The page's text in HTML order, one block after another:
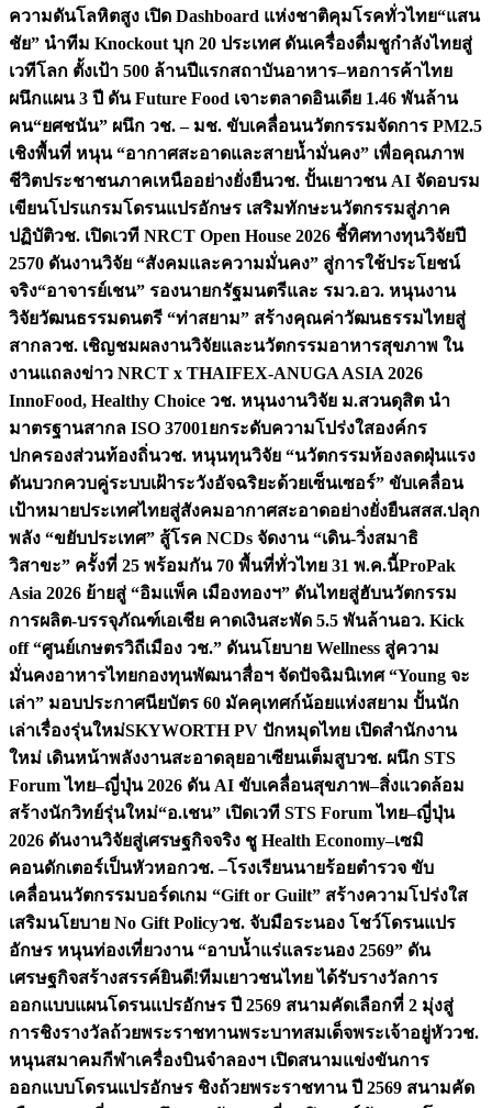
ความดันโลหิตสูง เปิด Dashboard แห่งชาติคุมโรคทั่วไทย“แสน
ชัย” นำทีม Knockout บุก 20 ประเทศ ดันเครื่องดื่มชูกำลังไทยสู่
เวทีโลก ตั้งเป้า 500 ล้านปีแรกสถาบันอาหาร–หอการค้าไทย
ผนึกแผน 3 ปี ดัน Future Food เจาะตลาดอินเดีย 1.46 พันล้าน
คน“ยศชนัน” ผนึก วช. – มช. ขับเคลื่อนนวัตกรรมจัดการ PM2.5
เชิงพื้นที่ หนุน “อากาศสะอาดและสายน้ำมั่นคง” เพื่อคุณภาพ
ชีวิตประชาชนภาคเหนืออย่างยั่งยืนวช. ปั้นเยาวชน AI จัดอบรม
เขียนโปรแกรมโดรนแปรอักษร เสริมทักษะนวัตกรรมสู่ภาค
ปฏิบัติวช. เปิดเวที NRCT Open House 2026 ชี้ทิศทางทุนวิจัยปี
2570 ดันงานวิจัย “สังคมและความมั่นคง” สู่การใช้ประโยชน์
จริง“อาจารย์เชน” รองนายกรัฐมนตรีและ รมว.อว. หนุนงาน
วิจัยวัฒนธรรมดนตรี “ท่าสยาม” สร้างคุณค่าวัฒนธรรมไทยสู่
สากลวช. เชิญชมผลงานวิจัยและนวัตกรรมอาหารสุขภาพ ใน
งานแถลงข่าว NRCT x THAIFEX-ANUGA ASIA 2026
InnoFood, Healthy Choice วช. หนุนงานวิจัย ม.สวนดุสิต นำ
มาตรฐานสากล ISO 37001ยกระดับความโปร่งใสองค์กร
ปกครองส่วนท้องถิ่นวช. หนุนทุนวิจัย “นวัตกรรมห้องลดฝุ่นแรง
ดันบวกควบคู่ระบบเฝ้าระวังอัจฉริยะด้วยเซ็นเซอร์” ขับเคลื่อน
เป้าหมายประเทศไทยสู่สังคมอากาศสะอาดอย่างยั่งยืนสสส.ปลุก
พลัง “ขยับประเทศ” สู้โรค NCDs จัดงาน “เดิน-วิ่งสมาธิ
วิสาขะ” ครั้งที่ 25 พร้อมกัน 70 พื้นที่ทั่วไทย 31 พ.ค.นี้ProPak
Asia 2026 ย้ายสู่ “อิมแพ็ค เมืองทองฯ” ดันไทยสู่ฮับนวัตกรรม
การผลิต-บรรจุภัณฑ์เอเชีย คาดเงินสะพัด 5.5 พันล้านอว. Kick
off “ศูนย์เกษตรวิถีเมือง วช.” ดันนโยบาย Wellness สู่ความ
มั่นคงอาหารไทยกองทุนพัฒนาสื่อฯ จัดปัจฉิมนิเทศ “Young จะ
เล่า” มอบประกาศนียบัตร 60 มัคคุเทศก์น้อยแห่งสยาม ปั้นนัก
เล่าเรื่องรุ่นใหม่SKYWORTH PV ปักหมุดไทย เปิดสำนักงาน
ใหม่ เดินหน้าพลังงานสะอาดลุยอาเซียนเต็มสูบวช. ผนึก STS
Forum ไทย–ญี่ปุ่น 2026 ดัน AI ขับเคลื่อนสุขภาพ–สิ่งแวดล้อม
สร้างนักวิทย์รุ่นใหม่“อ.เชน” เปิดเวที STS Forum ไทย–ญี่ปุ่น
2026 ดันงานวิจัยสู่เศรษฐกิจจริง ชู Health Economy–เซมิ
คอนดักเตอร์เป็นหัวหอกวช. –โรงเรียนนายร้อยตำรวจ ขับ
เคลื่อนนวัตกรรมบอร์ดเกม “Gift or Guilt” สร้างความโปร่งใส
เสริมนโยบาย No Gift Policyวช. จับมือระนอง โชว์โดรนแปร
อักษร หนุนท่องเที่ยวงาน “อาบน้ำแร่แลระนอง 2569” ดัน
เศรษฐกิจสร้างสรรค์ยินดี!ทีมเยาวชนไทย ได้รับรางวัลการ
ออกแบบแผนโดรนแปรอักษร ปี 2569 สนามคัดเลือกที่ 2 มุ่งสู่
การชิงรางวัลถ้วยพระราชทานพระบาทสมเด็จพระเจ้าอยู่หัววช.
หนุนสมาคมกีฬาเครื่องบินจำลองฯ เปิดสนามแข่งขันการ
ออกแบบโดรนแปรอักษร ชิงถ้วยพระราชทาน ปี 2569 สนามคัด